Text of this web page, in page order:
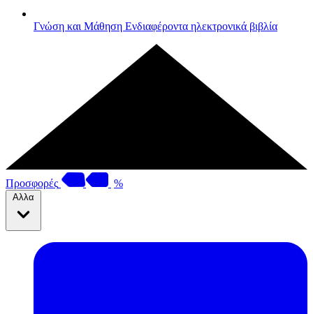
Γνώση και Μάθηση Ενδιαφέροντα ηλεκτρονικά βιβλία
Προσφορές %
Αλλα